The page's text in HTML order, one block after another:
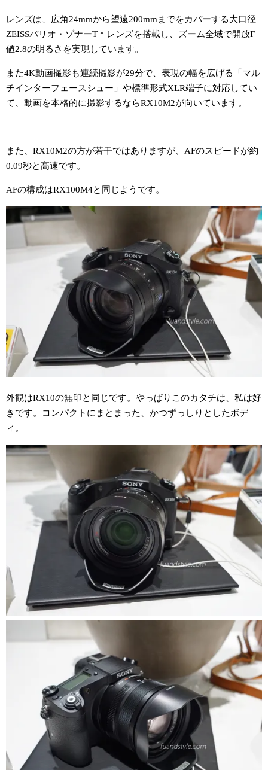
レンズは、広角24mmから望遠200mmまでをカバーする大口径
ZEISSバリオ・ゾナーT＊レンズを搭載し、ズーム全域で開放F
値2.8の明るさを実現しています。
また4K動画撮影も連続撮影が29分で、表現の幅を広げる「マル
チインターフェースシュー」や標準形式XLR端子に対応してい
て、動画を本格的に撮影するならRX10M2が向いています。
また、RX10M2の方が若干ではありますが、AFのスピードが約
0.09秒と高速です。
AFの構成はRX100M4と同じようです。
外観はRX10の無印と同じです。やっぱりこのカタチは、私は好
きです。コンパクトにまとまった、かつずっしりとしたボデ
ィ。